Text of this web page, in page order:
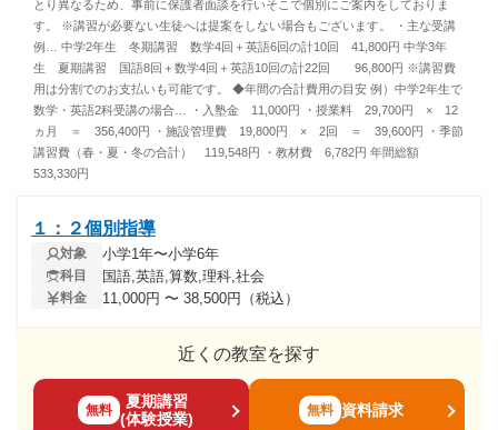
とり異なるため、事前に保護者面談を行いそこで個別にご案内をしておりま
す。 ※講習が必要ない生徒へは提案をしない場合もございます。 ・主な受講
例… 中学2年生 冬期講習 数学4回＋英語6回の計10回 41,800円 中学3年
生 夏期講習 国語8回＋数学4回＋英語10回の計22回 96,800円 ※講習費
用は分割でのお支払いも可能です。 ◆年間の合計費用の目安 例）中学2年生で
数学・英語2科受講の場合… ・入塾金 11,000円 ・授業料 29,700円 × 12
ヵ月 ＝ 356,400円 ・施設管理費 19,800円 × 2回 ＝ 39,600円 ・季節
講習費（春・夏・冬の合計） 119,548円 ・教材費 6,782円 年間総額
533,330円
１：２個別指導
対象 小学1年〜小学6年
科目 国語,英語,算数,理科,社会
料金 11,000円 〜 38,500円（税込）
近くの教室を探す
無料
夏期講習
(体験授業)
無料 資料請求